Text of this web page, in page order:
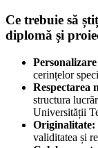
Ce trebuie să
diplomă și
cerințelor
Respectarea
structura
Universității
Originalitate:
validitatea și